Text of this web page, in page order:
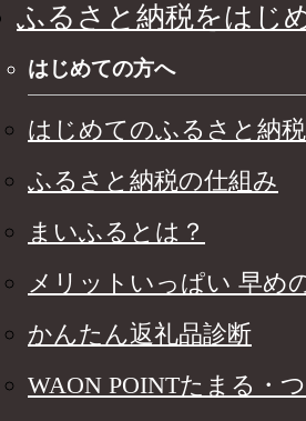
ふるさと納税をはじ
はじめての方へ
はじめてのふるさと納税
ふるさと納税の仕組み
まいふるとは？
メリットいっぱい 早め
かんたん返礼品診断
WAON POINTたまる・